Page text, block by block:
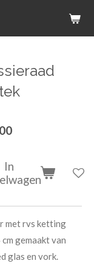
In
met rvs ketting
gemaakt van
glas en vork.